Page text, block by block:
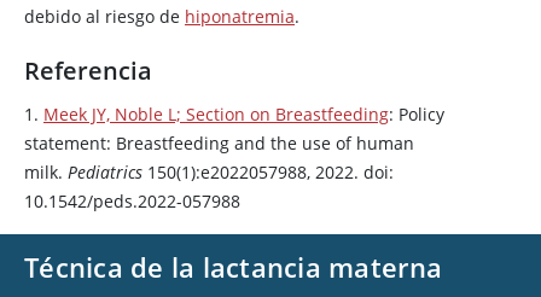
debido al riesgo de hiponatremia.
Referencia
1. Meek JY, Noble L; Section on Breastfeeding: Policy
statement: Breastfeeding and the use of human
milk. Pediatrics 150(1):e2022057988, 2022. doi:
10.1542/peds.2022-057988
Técnica de la lactancia materna